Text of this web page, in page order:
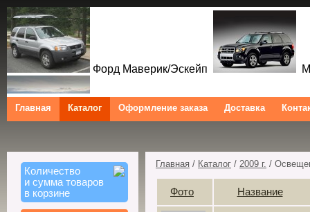
Форд Маверик/Эскейп
Ford Maverick/Escape
Ford Kuga/Escape
Главная Каталог Оформление заказа Доставка
Количество
и сумма товаров
в корзине
Главная / Каталог / 2009 г. /
Фото Название